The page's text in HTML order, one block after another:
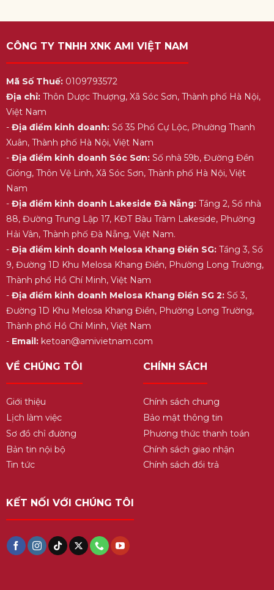
CÔNG TY TNHH XNK AMI VIỆT NAM
Mã Số Thuế:0109793572
Địa chỉ:Thôn Dược Thượng, Xã Sóc Sơn, Thành phố Hà Nội,
Việt Nam
- Địa điểm kinh doanh:Số 35 Phố Cự Lộc, Phường Thanh
Xuân, Thành phố Hà Nội, Việt Nam
- Địa điểm kinh doanh Sóc Sơn:Số nhà 59b, Đường Đền
Gióng, Thôn Vệ Linh, Xã Sóc Sơn, Thành phố Hà Nội, Việt
Nam
- Địa điểm kinh doanh Lakeside Đà Nẵng:Tầng 2, Số nhà
88, Đường Trung Lập 17, KĐT Bàu Tràm Lakeside, Phường
Hải Vân, Thành phố Đà Nẵng, Việt Nam.
- Địa điểm kinh doanh Melosa Khang Điền SG:Tầng 3, Số
9, Đường 1D Khu Melosa Khang Điền, Phường Long Trường,
Thành phố Hồ Chí Minh, Việt Nam
- Địa điểm kinh doanh Melosa Khang Điền SG 2:Số 3,
Đường 1D Khu Melosa Khang Điền, Phường Long Trường,
Thành phố Hồ Chí Minh, Việt Nam
- Email:ketoan@amivietnam.com
VỀ CHÚNG TÔI
Giới thiệu
Lịch làm việc
Sơ đồ chỉ đường
Bản tin nội bộ
Tin tức
CHÍNH SÁCH
Chính sách chung
Bảo mật thông tin
Phương thức thanh toán
Chính sách giao nhận
Chính sách đổi trả
KẾT NỐI VỚI CHÚNG TÔI